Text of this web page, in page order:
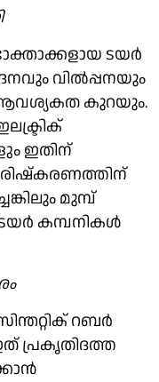
ടയര്‍
വില്‍പ്പനയും
ആവശ്യകത കുറയും.
ഇതിന്
മുമ്പ്
കമ്പനികള്‍
റബര്‍
പ്രകൃതിദത്ത